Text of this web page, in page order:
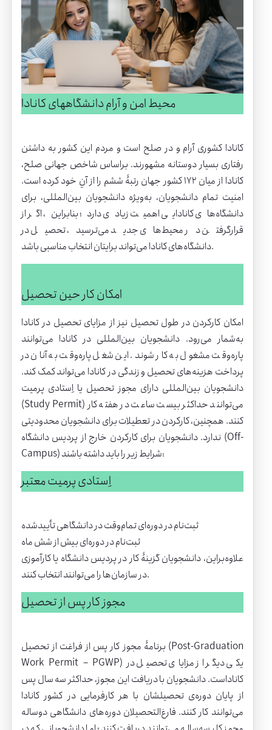
محیط امن و آرام دانشگاههای کانادا
کانادا کشوری آرام و در صلح است و مردم این کشور به داشتن
رفتاری بسیار دوستانه مشهورند. براساس شاخص جهانی صلح،
کانادا از میان ۱۷۲ کشور جهان رتبۀ ششم را از آنِ خود کرده است.
امنیت تمام دانشجویان، به‌ویژه دانشجویان بین‌المللی، برای
دانشگاه‌های کانادایی اهمیت زیادی دارد؛ بنابراین، اگر از
قرارگرفتن در محیط‌های جدید می‌ترسید، تحصیل در
دانشگاه‌های کانادا می‌تواند برایتان انتخاب مناسبی باشد.
امکان کار حین تحصیل
امکان کارکردن در طول تحصیل نیز از مزایای تحصیل در کانادا
به‌شمار می‌رود. دانشجویان بین‌المللی در کانادا می‌توانند
پاره‌وقت مشغول به کار شوند. این شغل پاره‌وقت به آنان در
پرداخت هزینه‌های تحصیل و زندگی در کانادا می‌تواند کمک کند.
دانشجویان بین‌المللی دارای مجوز تحصیل یا اِستادی پرمیت
(Study Permit) می‌توانند حداکثر بیست ساعت در هفته کار
کنند. همچنین، کارکردن در تعطیلات برای دانشجویان محدودیتی
ندارد. دانشجویان برای کارکردن خارج از پردیس دانشگاه (Off-
Campus) شرایط زیر را باید داشته باشند:
اِستادی پرمیت معتبر
ثبت‌نام در دوره‌ای تمام‌وقت در دانشگاهی تأییدشده
ثبت‌نام در دوره‌ای بیش از شش ماه
علاوه‌براین، دانشجویان گزینۀ کار در پردیس دانشگاه یا کارآموزی
در سازمان‌ها را می‌توانند انتخاب کنند.
مجوز کار پس از تحصیل
برنامۀ مجوز کار پس از فراغت از تحصیل (Post-Graduation
Work Permit – PGWP) یکی دیگر از مزایای تحصیل در
کاناداست. دانشجویان با دریافت این مجوز، حداکثر سه سال پس
از پایان دوره‌ی تحصیلشان با هر کارفرمایی در کشور کانادا
می‌توانند کار کنند. فارغ‌التحصیلان دوره‌های دانشگاهی دوساله